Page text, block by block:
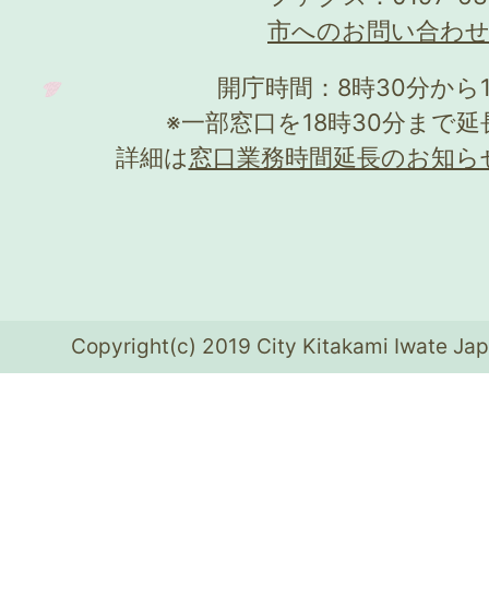
市へのお問い合わ
開庁時間：8時30分か
※一部窓口を18時30分まで
詳細は窓口業務時間延長のお知ら
Copyright(c) 2019 City Kitakami Iwate